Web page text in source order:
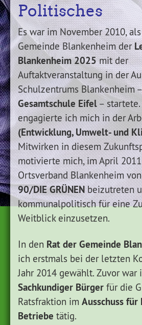
Politisches
Es war im November 2010,
Gemeinde Blankenheim der
Blankenheim 2025mit der
Auftaktveranstaltung in der
Schulzentrums Blankenheim
Gesamtschule Eifel–
engagierte ich mich in der
(Entwicklung, Umwelt- und
Mitwirken in diesem
motivierte mich, im April
Ortsverband Blankenheim
90/DIE GRÜNENbeizutreten
kommunalpolitisch für eine
Weitblick einzusetzen.
In den Rat der Gemeinde
ich erstmals bei der letzten
Jahr 2014 gewählt. Zuvor war
Sachkundiger Bürger für die
Ratsfraktion im Ausschuss
Betriebe tätig.